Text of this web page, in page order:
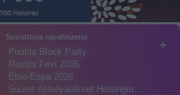
+
Suosittuja tapahtumia
Puotila Block Party
Rastila Fest 2026
Etno-Espa 2026
Suuret risteilyalukset Helsingin…